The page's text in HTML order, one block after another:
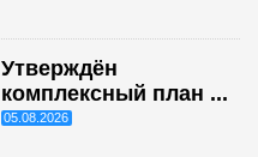
Утверждён
комплексный план ...
05.08.2026